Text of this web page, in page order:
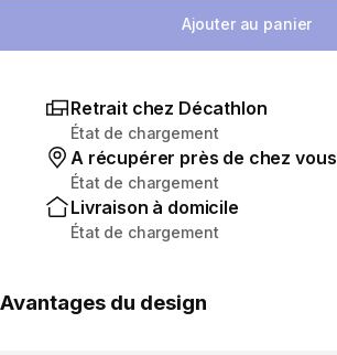
Ajouter au panier
Retrait chez Décathlon
État de chargement
A récupérer près de chez vous
État de chargement
Livraison à domicile
État de chargement
Avantages du design